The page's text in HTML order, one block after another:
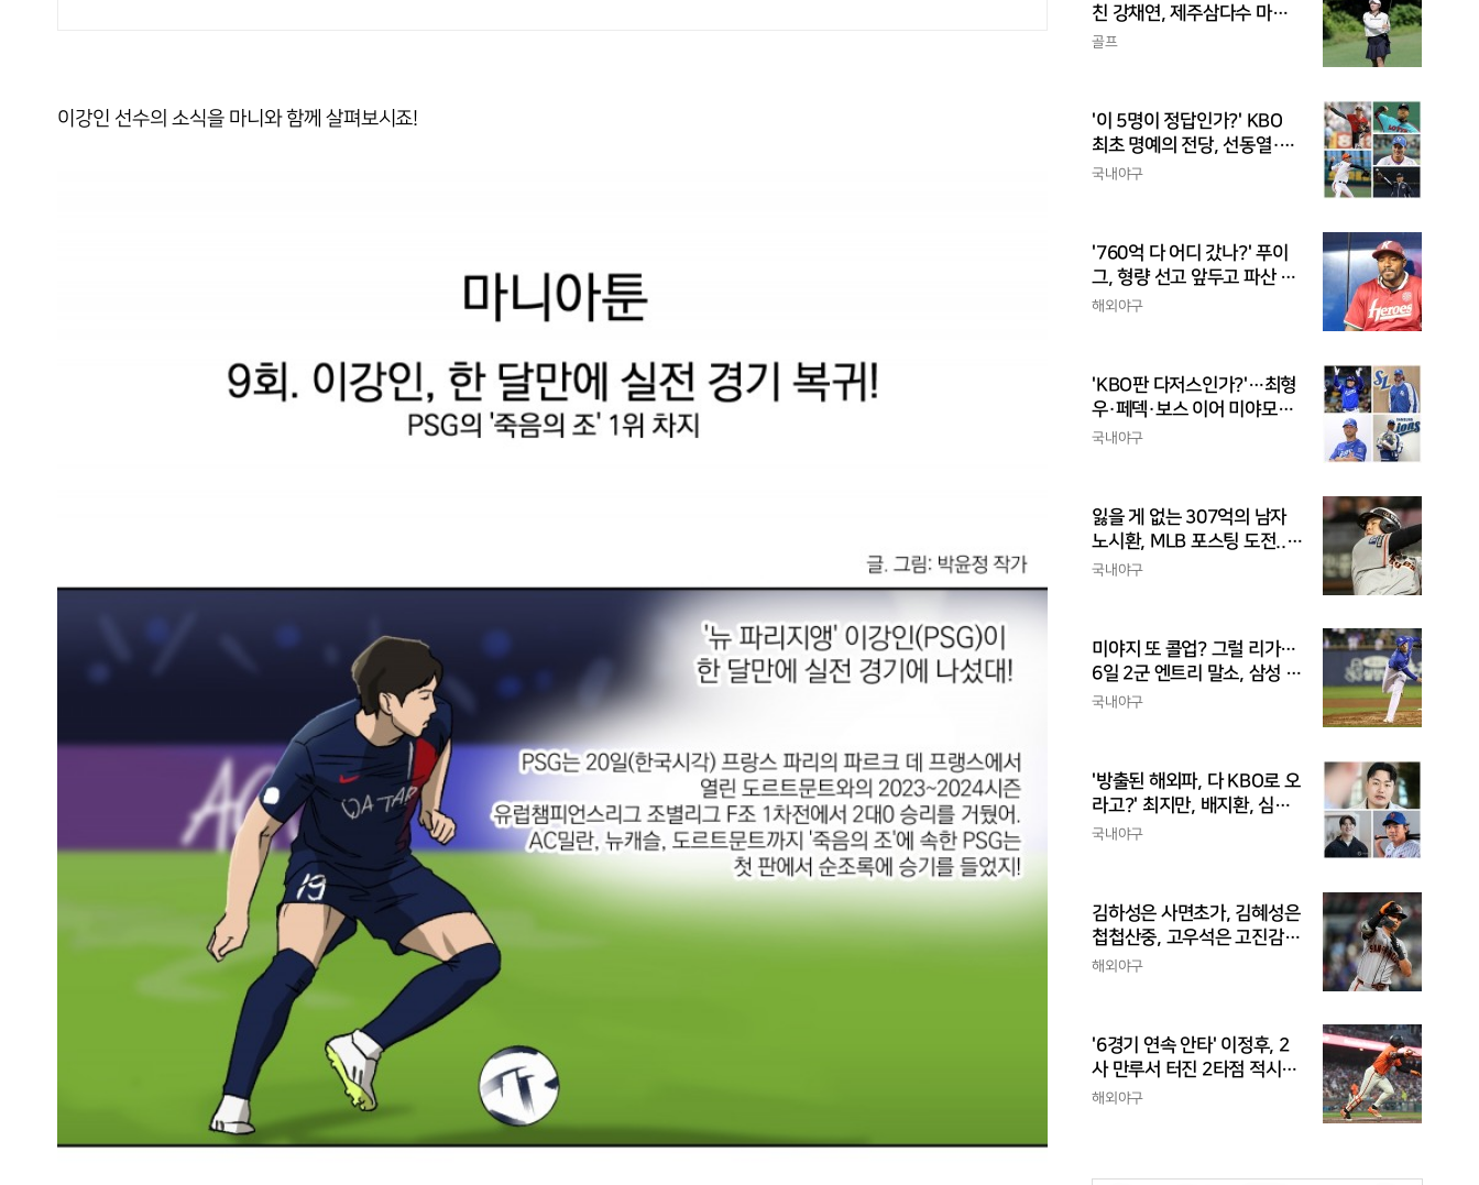
이강인 선수의 소식을 마니와 함께 살펴보시죠!
친 강채연, 제주삼다수 마스
터스 2R 단독 선두
골프
'이 5명이 정답인가?' KBO
최초 명예의 전당, 선동열·최
동원·이승엽·송진우·김응용
국내야구
'760억 다 어디 갔나?' 푸이
그, 형량 선고 앞두고 파산 신
청
해외야구
'KBO판 다저스인가?'…최형
우·페덱·보스 이어 미야모리
까지, 삼성의 '스펙 만렙' 승부
국내야구
잃을 게 없는 307억의 남자
노시환, MLB 포스팅 도전...
시장 평가는 의외일 수 있어
국내야구
미야지 또 콜업? 그럴 리가…
6일 2군 엔트리 말소, 삼성 새
아시아쿼터 찾았나
국내야구
'방출된 해외파, 다 KBO로 오
라고?' 최지만, 배지환, 심준
석의 엇갈린 거취와 현실
국내야구
김하성은 사면초가, 김혜성은
첩첩산중, 고우석은 고진감
래, 송성문은 무난지경... 이
해외야구
'6경기 연속 안타' 이정후, 2
사 만루서 터진 2타점 적시
타...타율 0.303
해외야구